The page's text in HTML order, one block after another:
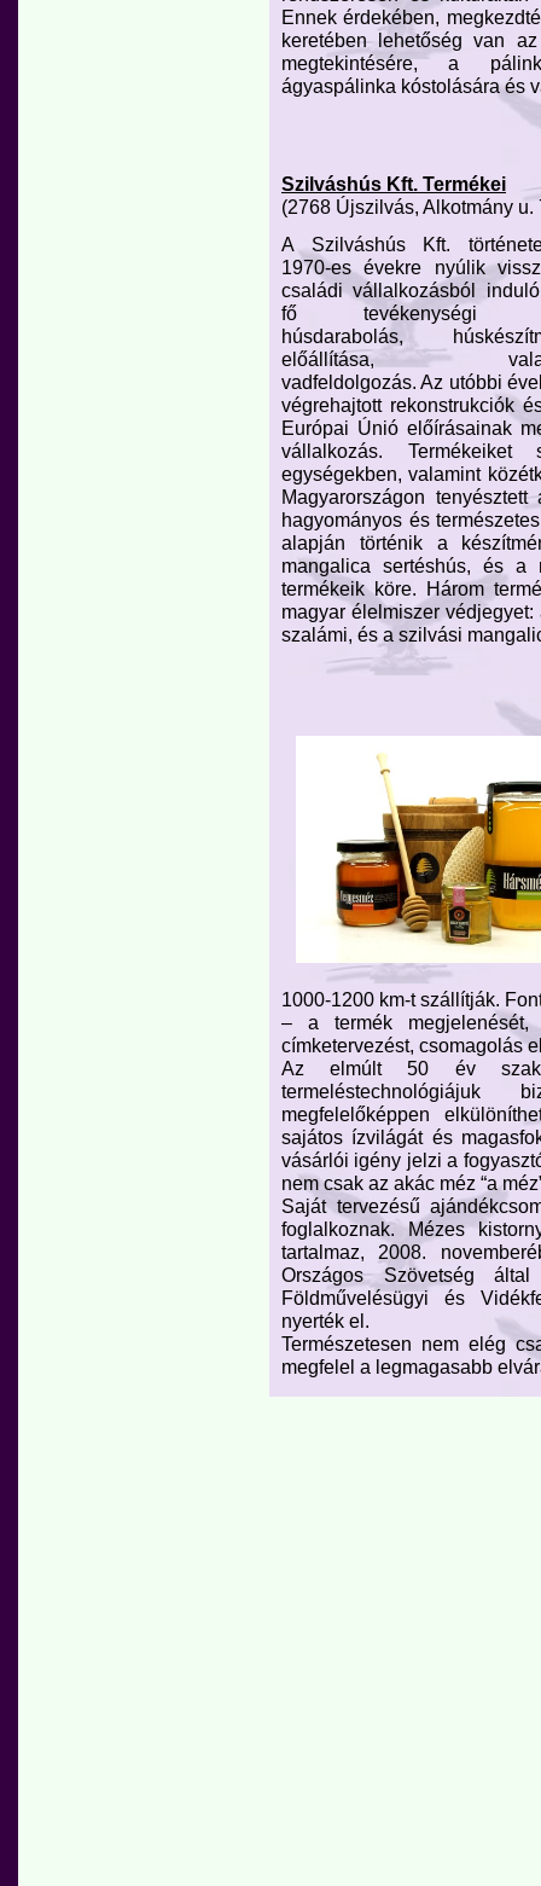
Ennek érdekében,
keretében lehetőség van
megtekintésére, a
ágyaspálinka kóstolására és
Szilváshús Kft. Termékei
(2768 Újszilvás, Alkotmány u.
A Szilváshús Kft.
1970-es évekre nyúlik
családi vállalkozásból
fő tevékenységi
húsdarabolás,
előállítása,
vadfeldolgozás. Az utóbbi
végrehajtott rekonstrukciók
Európai Únió előírásainak
vállalkozás. Termékeiket
egységekben, valamint
Magyarországon
hagyományos és
alapján történik a
mangalica sertéshús, és a
termékeik köre. Három
magyar élelmiszer
szalámi, és a szilvási
1000-1200 km-t szállítják.
– a termék megjelenését,
címketervezést, csomagolás
Az elmúlt 50 év
megfelelőképpen
sajátos ízvilágát és
vásárlói igény jelzi a
nem csak az akác méz “a
Saját tervezésű
foglalkoznak. Mézes
tartalmaz, 2008.
Országos Szövetség
Földművelésügyi és
nyerték el.
Természetesen nem elég
megfelel a legmagasabb